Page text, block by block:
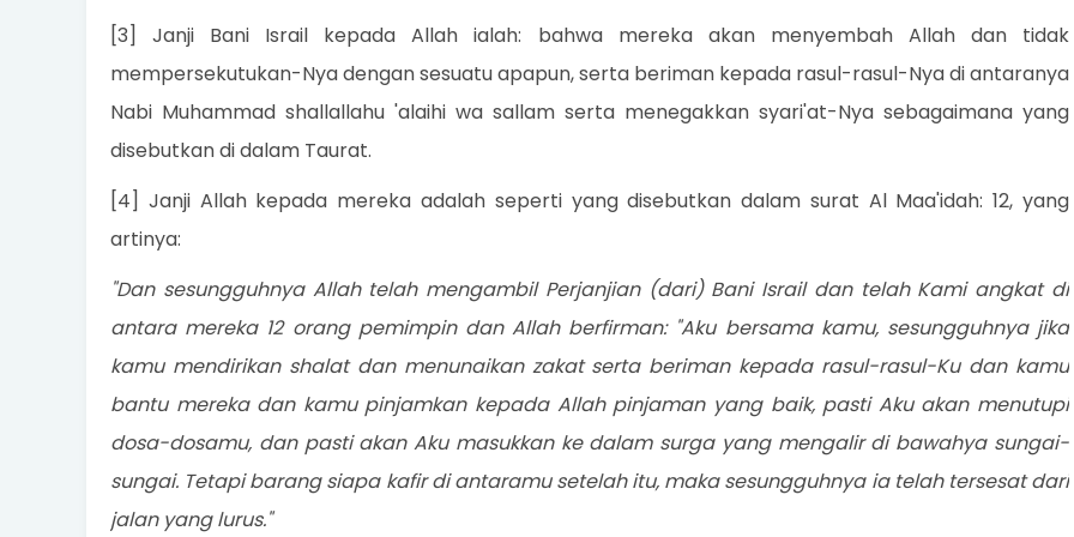
[3] Janji Bani Israil kepada Allah ialah: bahwa mereka akan menyembah Allah dan tidak
mempersekutukan-Nya dengan sesuatu apapun, serta beriman kepada rasul-rasul-Nya di antaranya
Nabi Muhammad shallallahu 'alaihi wa sallam serta menegakkan syari'at-Nya sebagaimana yang
disebutkan di dalam Taurat.
[4] Janji Allah kepada mereka adalah seperti yang disebutkan dalam surat Al Maa'idah: 12, yang
artinya:
"Dan sesungguhnya Allah telah mengambil Perjanjian (dari) Bani Israil dan telah Kami angkat di
antara mereka 12 orang pemimpin dan Allah berfirman: "Aku bersama kamu, sesungguhnya jika
kamu mendirikan shalat dan menunaikan zakat serta beriman kepada rasul-rasul-Ku dan kamu
bantu mereka dan kamu pinjamkan kepada Allah pinjaman yang baik, pasti Aku akan menutupi
dosa-dosamu, dan pasti akan Aku masukkan ke dalam surga yang mengalir di bawahya sungai-
sungai. Tetapi barang siapa kafir di antaramu setelah itu, maka sesungguhnya ia telah tersesat dari
jalan yang lurus."